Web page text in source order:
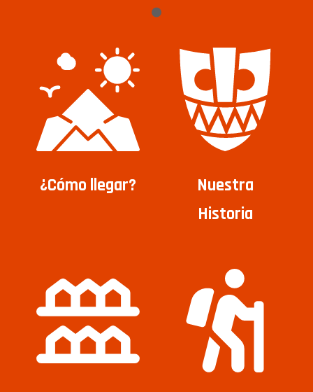
¿Cómo llegar?
Nuestra
Historia